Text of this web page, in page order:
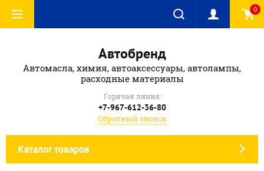
0
Автобренд
Автомасла, химия, автоаксессуары, автолампы,
расходные материалы
Горячая линия:
+7-967-612-36-80
Обратный звонок
Каталог товаров